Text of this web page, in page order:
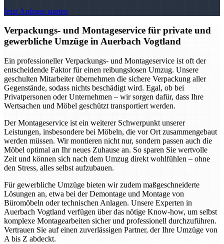
Jetzt Anfrage starten
Verpackungs- und Montageservice für private und
gewerbliche Umzüge in Auerbach Vogtland
Ein professioneller Verpackungs- und Montageservice ist oft der
entscheidende Faktor für einen reibungslosen Umzug. Unsere
geschulten Mitarbeiter übernehmen die sichere Verpackung aller
Gegenstände, sodass nichts beschädigt wird. Egal, ob bei
Privatpersonen oder Unternehmen – wir sorgen dafür, dass Ihre
Wertsachen und Möbel geschützt transportiert werden.
Der Montageservice ist ein weiterer Schwerpunkt unserer
Leistungen, insbesondere bei Möbeln, die vor Ort zusammengebaut
werden müssen. Wir montieren nicht nur, sondern passen auch die
Möbel optimal an Ihr neues Zuhause an. So sparen Sie wertvolle
Zeit und können sich nach dem Umzug direkt wohlfühlen – ohne
den Stress, alles selbst aufzubauen.
Für gewerbliche Umzüge bieten wir zudem maßgeschneiderte
Lösungen an, etwa bei der Demontage und Montage von
Büromöbeln oder technischen Anlagen. Unsere Experten in
Auerbach Vogtland verfügen über das nötige Know-how, um selbst
komplexe Montagearbeiten sicher und professionell durchzuführen.
Vertrauen Sie auf einen zuverlässigen Partner, der Ihre Umzüge von
A bis Z abdeckt.